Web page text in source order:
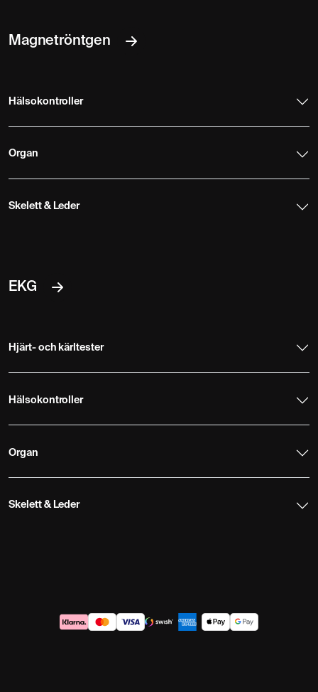
Magnetröntgen
Hälsokontroller
Organ
Skelett & Leder
EKG
Hjärt- och kärltester
Hälsokontroller
Organ
Skelett & Leder